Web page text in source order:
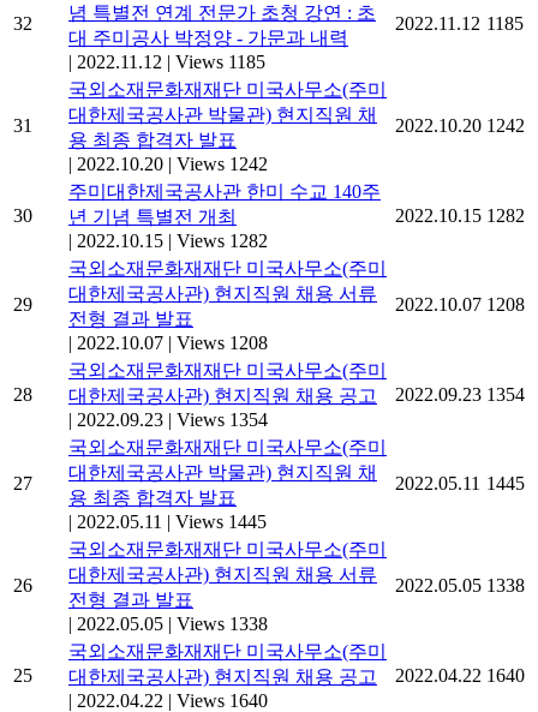
32
념 특별전 연계 전문가 초청 강연 : 초
대 주미공사 박정양 - 가문과 내력
| 2022.11.12 | Views 1185
2022.11.12 1185
31
국외소재문화재재단 미국사무소(주미
대한제국공사관 박물관) 현지직원 채
용 최종 합격자 발표
| 2022.10.20 | Views 1242
2022.10.20 1242
30
주미대한제국공사관 한미 수교 140주
년 기념 특별전 개최
| 2022.10.15 | Views 1282
2022.10.15 1282
29
국외소재문화재재단 미국사무소(주미
대한제국공사관) 현지직원 채용 서류
전형 결과 발표
| 2022.10.07 | Views 1208
2022.10.07 1208
28
국외소재문화재재단 미국사무소(주미
대한제국공사관) 현지직원 채용 공고
| 2022.09.23 | Views 1354
2022.09.23 1354
27
국외소재문화재재단 미국사무소(주미
대한제국공사관 박물관) 현지직원 채
용 최종 합격자 발표
| 2022.05.11 | Views 1445
2022.05.11 1445
26
국외소재문화재재단 미국사무소(주미
대한제국공사관) 현지직원 채용 서류
전형 결과 발표
| 2022.05.05 | Views 1338
2022.05.05 1338
25
국외소재문화재재단 미국사무소(주미
대한제국공사관) 현지직원 채용 공고
| 2022.04.22 | Views 1640
2022.04.22 1640